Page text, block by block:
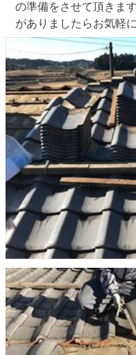
の準備をさせて頂きま
がありましたらお気軽